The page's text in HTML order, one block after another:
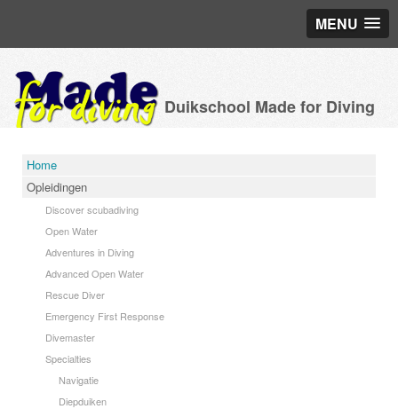
MENU
Duikschool Made for Diving
Home
Opleidingen
Discover scubadiving
Open Water
Adventures in Diving
Advanced Open Water
Rescue Diver
Emergency First Response
Divemaster
Specialties
Navigatie
Diepduiken